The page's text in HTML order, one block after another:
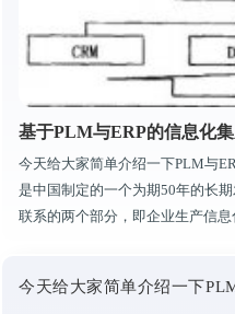
基于PLM与ERP的信息化
今天给大家简单介绍一下PLM与
是中国制定的一个为期50年的长
联系的两个部分，即企业生产信
今天给大家简单介绍一下